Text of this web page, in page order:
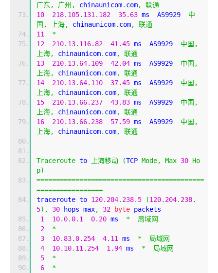
广东,
广州, chinaunicom. com,
联通
10
218.105. 131.182 35.63 ms  AS9929 中
国,
上海, chinaunicom. com,
联通
11
*
12
210.13. 116.82 41.45 ms  AS9929 中国,
上海,
chinaunicom. com,
联通
13
210.13. 64.109 42.04 ms  AS9929 中国,
上海,
chinaunicom. com,
联通
14
210.13. 64.110 37.45 ms  AS9929 中国,
上海,
chinaunicom. com,
联通
15
210.13. 66.237 43.83 ms  AS9929 中国,
上海,
chinaunicom. com,
联通
16
210.13. 66.238 57.59 ms  AS9929 中国,
上海,
chinaunicom. com, 联通
Traceroute to 上海移动 (TCP Mode, Max 30 Ho
p)
===========================================
=================
traceroute to 120.204. 238.5 (120.204. 238.
5), 30 hops max, 32 byte packets
1
10.0. 0.1 0.20 ms *
局域网
2
*
3
10.83. 0.254 4.11 ms *
局域网
4
10.10. 11.254 1.94 ms *
局域网
5
*
6
*